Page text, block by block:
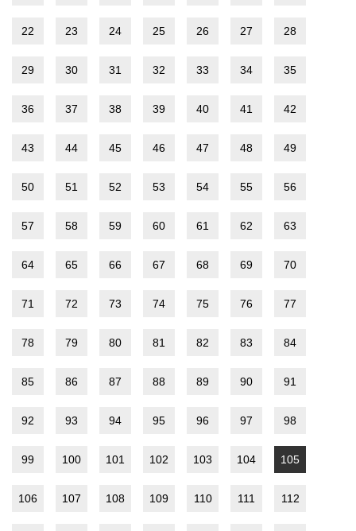
22 23 24 25 26 27 28
29 30 31 32 33 34 35
36 37 38 39 40 41 42
43 44 45 46 47 48 49
50 51 52 53 54 55 56
57 58 59 60 61 62 63
64 65 66 67 68 69 70
71 72 73 74 75 76 77
78 79 80 81 82 83 84
85 86 87 88 89 90 91
92 93 94 95 96 97 98
99 100 101 102 103 104 105
106 107 108 109 110 111 112